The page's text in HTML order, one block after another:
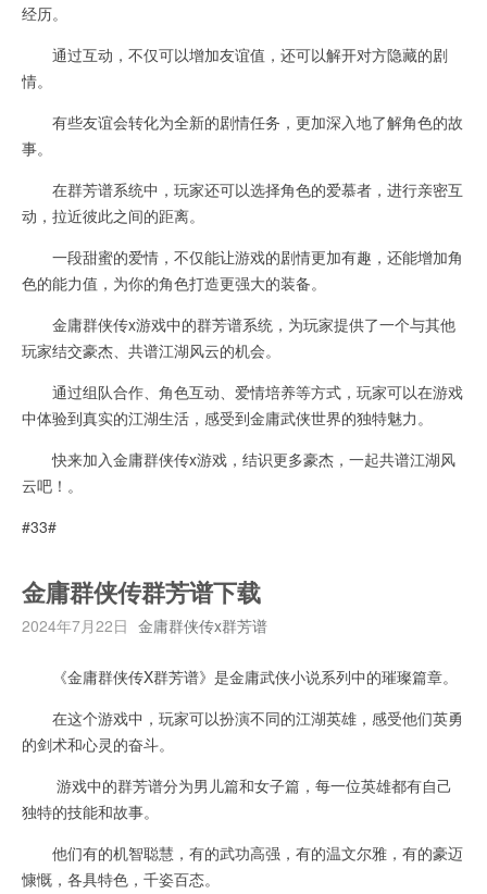
经历。
通过互动，不仅可以增加友谊值，还可以解开对方隐藏的剧
情。
有些友谊会转化为全新的剧情任务，更加深入地了解角色的故
事。
在群芳谱系统中，玩家还可以选择角色的爱慕者，进行亲密互
动，拉近彼此之间的距离。
一段甜蜜的爱情，不仅能让游戏的剧情更加有趣，还能增加角
色的能力值，为你的角色打造更强大的装备。
金庸群侠传x游戏中的群芳谱系统，为玩家提供了一个与其他
玩家结交豪杰、共谱江湖风云的机会。
通过组队合作、角色互动、爱情培养等方式，玩家可以在游戏
中体验到真实的江湖生活，感受到金庸武侠世界的独特魅力。
快来加入金庸群侠传x游戏，结识更多豪杰，一起共谱江湖风
云吧！。
#33#
金庸群侠传群芳谱下载
2024年7月22日 金庸群侠传x群芳谱
《金庸群侠传X群芳谱》是金庸武侠小说系列中的璀璨篇章。
在这个游戏中，玩家可以扮演不同的江湖英雄，感受他们英勇
的剑术和心灵的奋斗。
游戏中的群芳谱分为男儿篇和女子篇，每一位英雄都有自己
独特的技能和故事。
他们有的机智聪慧，有的武功高强，有的温文尔雅，有的豪迈
慷慨，各具特色，千姿百态。